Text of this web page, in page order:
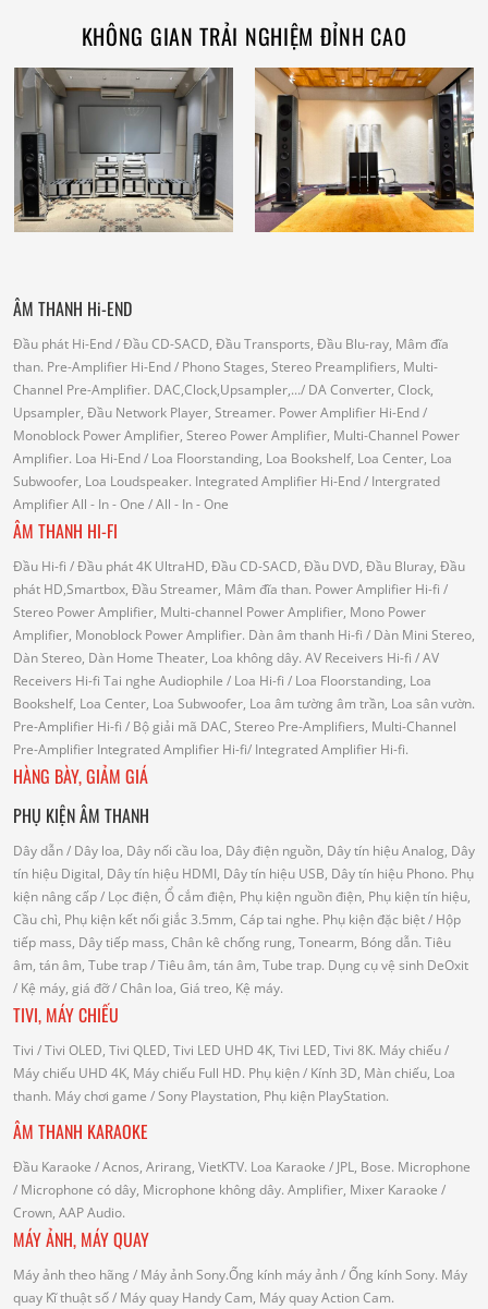
KHÔNG GIAN TRẢI NGHIỆM ĐỈNH CAO
ÂM THANH Hi-END
Đầu phát Hi-End/ Đầu CD-SACD, Đầu Transports, Đầu Blu-ray, Mâm đĩa
than. Pre-Amplifier Hi-End/ Phono Stages, Stereo Preamplifiers, Multi-
Channel Pre-Amplifier. DAC,Clock,Upsampler,.../ DA Converter, Clock,
Upsampler, Đầu Network Player, Streamer. Power Amplifier Hi-End/
Monoblock Power Amplifier, Stereo Power Amplifier, Multi-Channel Power
Amplifier. Loa Hi-End/ Loa Floorstanding, Loa Bookshelf, Loa Center, Loa
Subwoofer, Loa Loudspeaker. Integrated Amplifier Hi-End/ Intergrated
AmplifierAll - In - One / All - In - One
ÂM THANH HI-FI
Đầu Hi-fi / Đầu phát 4K UltraHD, Đầu CD-SACD, Đầu DVD, Đầu Bluray, Đầu
phát HD,Smartbox, Đầu Streamer, Mâm đĩa than. Power Amplifier Hi-fi /
Stereo Power Amplifier, Multi-channel Power Amplifier, Mono Power
Amplifier, Monoblock Power Amplifier. Dàn âm thanh Hi-fi / Dàn Mini Stereo,
Dàn Stereo, Dàn Home Theater, Loa không dây. AV Receivers Hi-fi / AV
Receivers Hi-fi Tai nghe Audiophile / Loa Hi-fi / Loa Floorstanding, Loa
Bookshelf, Loa Center, Loa Subwoofer, Loa âm tường âm trần, Loa sân vườn.
Pre-Amplifier Hi-fi / Bộ giải mã DAC, Stereo Pre-Amplifiers, Multi-Channel
Pre-Amplifier Integrated Amplifier Hi-fi/ Integrated Amplifier Hi-fi.
HÀNG BÀY, GIẢM GIÁ
PHỤ KIỆN ÂM THANH
Dây dẫn/ Dây loa, Dây nối cầu loa, Dây điện nguồn, Dây tín hiệu Analog, Dây
tín hiệu Digital, Dây tín hiệu HDMI, Dây tín hiệu USB, Dây tín hiệu Phono. Phụ
kiện nâng cấp/ Lọc điện, Ổ cắm điện, Phụ kiện nguồn điện, Phụ kiện tín hiệu,
Cầu chì, Phụ kiện kết nối giắc 3.5mm, Cáp tai nghe. Phụ kiện đặc biệt/ Hộp
tiếp mass, Dây tiếp mass, Chân kê chống rung, Tonearm, Bóng dẫn. Tiêu
âm, tán âm, Tube trap/ Tiêu âm, tán âm, Tube trap. Dụng cụ vệ sinh DeOxit
/ Kệ máy, giá đỡ/ Chân loa, Giá treo, Kệ máy.
TIVI, MÁY CHIẾU
Tivi / Tivi OLED, Tivi QLED, Tivi LED UHD 4K, Tivi LED, Tivi 8K. Máy chiếu/
Máy chiếu UHD 4K, Máy chiếu Full HD. Phụ kiện/ Kính 3D, Màn chiếu, Loa
thanh. Máy chơi game / Sony Playstation, Phụ kiện PlayStation.
ÂM THANH KARAOKE
Đầu Karaoke / Acnos, Arirang, VietKTV. Loa Karaoke / JPL, Bose. Microphone
/ Microphone có dây, Microphone không dây. Amplifier, Mixer Karaoke /
Crown, AAP Audio.
MÁY ẢNH, MÁY QUAY
Máy ảnh theo hãng / Máy ảnh Sony.Ống kính máy ảnh / Ống kính Sony. Máy
quay Kĩ thuật số/ Máy quay Handy Cam, Máy quay Action Cam.